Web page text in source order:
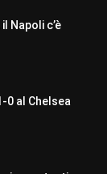
Napoli c’è
0 al Chelsea